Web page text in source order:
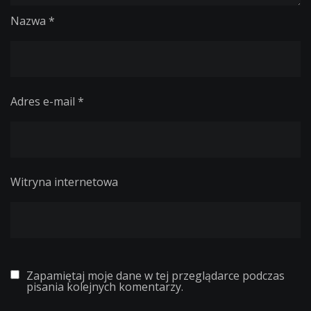
Nazwa *
Adres e-mail *
Witryna internetowa
Zapamiętaj moje dane w tej przeglądarce podczas
pisania kolejnych komentarzy.